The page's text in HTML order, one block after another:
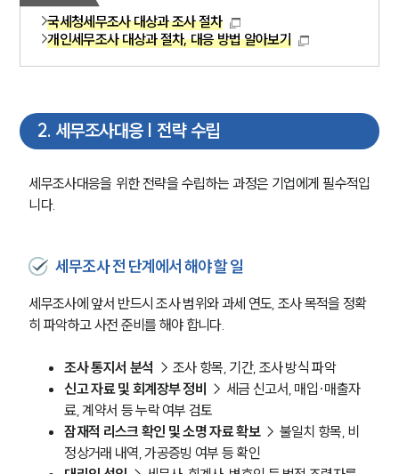
국세청세무조사 대상과 조사 절차
개인세무조사 대상과 절차, 대응 방법 알아보기
2. 세무조사대응 | 전략 수립
세무조사대응을 위한 전략을 수립하는 과정은 기업에게 필수적입
니다.
세무조사 전 단계에서 해야 할 일
세무조사에 앞서 반드시 조사 범위와 과세 연도, 조사 목적을 정확
히 파악하고 사전 준비를 해야 합니다.
조사 통지서 분석 → 조사 항목, 기간, 조사 방식 파악
신고 자료 및 회계장부 정비
→ 세금 신고서, 매입·매출자
료, 계약서 등 누락 여부 검토
잠재적 리스크 확인 및 소명 자료 확보 → 불일치 항목, 비
정상거래 내역, 가공증빙 여부 등 확인